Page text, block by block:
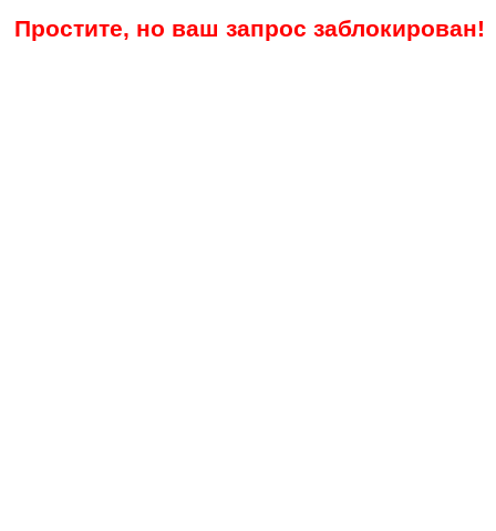
Простите, но ваш запрос заблокирован!